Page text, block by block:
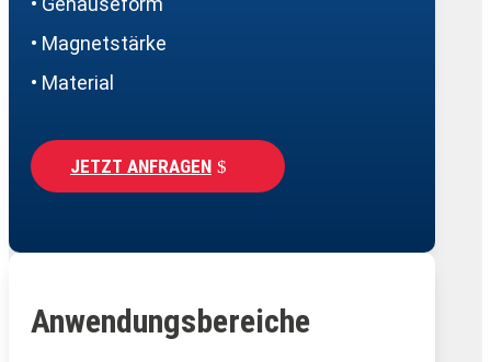
• Magnetstärke
• Material
JETZT ANFRAGEN
Anwendungsbereiche